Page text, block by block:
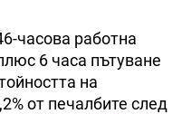
часова работна
6 часа пътуване
на
от печалбите след